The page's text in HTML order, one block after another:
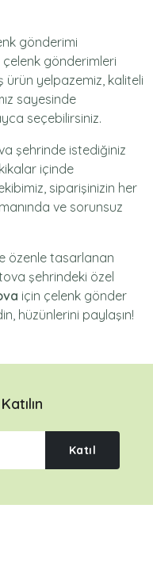
gönderimi
çelenk gönderimleri
ürün yelpazemiz, kaliteli
sayesinde
seçebilirsiniz.
şehrinde istediğiniz
içinde
siparişinizin her
ve sorunsuz
özenle tasarlanan
şehrindeki özel
için çelenk gönder
hüzünlerini paylaşın!
Katıl